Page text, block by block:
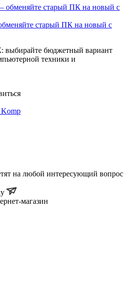
старый ПК на новый с
выбирайте бюджетный вариант
техники и
на любой интересующий вопрос
магазин